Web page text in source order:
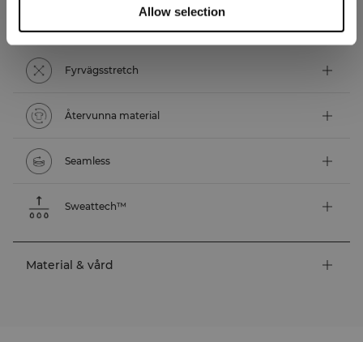
Allow selection
Fyrvägsstretch
Återvunna material
Seamless
Sweattech™
Material & vård